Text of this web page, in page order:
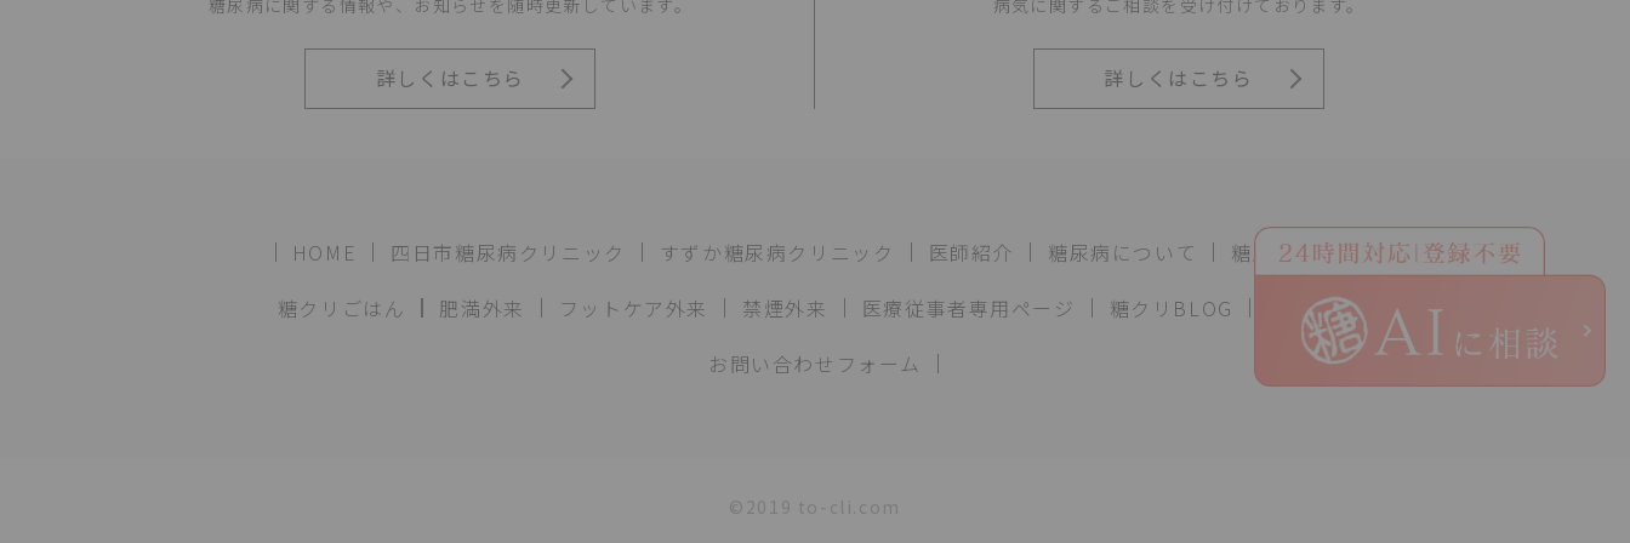
糖尿病に関する情報や、 お知らせを随時更新しています。
詳しくはこちら
病気に関するご相談を 受け付けております。
詳しくはこちら
HOME 四日市糖尿病クリニック すずか糖尿病クリニック 医師紹介 糖尿病について
糖尿病教室
糖クリごはん
肥満外来 フットケア外来 禁煙外来 医療従事者専用ページ 糖クリBLOG
採用案内
お問い合わせフォーム
©2019 to-cli.com